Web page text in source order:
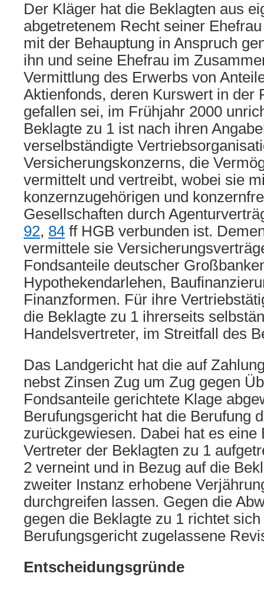
Der Kläger hat die Beklagten aus
abgetretenem Recht seiner
mit der Behauptung in Anspruch
ihn und seine Ehefrau im
Vermittlung des Erwerbs von
Aktienfonds, deren Kurswert in der
gefallen sei, im Frühjahr 2000
Beklagte zu 1 ist nach ihren
verselbständigte
Versicherungskonzerns, die
vermittelt und vertreibt, wobei sie
konzernzugehörigen und
Gesellschaften durch
92, 84 ff HGB verbunden ist.
vermittele sie
Fondsanteile deutscher
Hypothekendarlehen,
Finanzformen. Für ihre
die Beklagte zu 1 ihrerseits
Handelsvertreter, im Streitfall des
Das Landgericht hat die auf
nebst Zinsen Zug um Zug gegen
Fondsanteile gerichtete Klage
Berufungsgericht hat die Berufung
zurückgewiesen. Dabei hat es eine
Vertreter der Beklagten zu 1
2 verneint und in Bezug auf die
zweiter Instanz erhobene
durchgreifen lassen. Gegen die
gegen die Beklagte zu 1 richtet
Berufungsgericht zugelassene
Entscheidungsgründe